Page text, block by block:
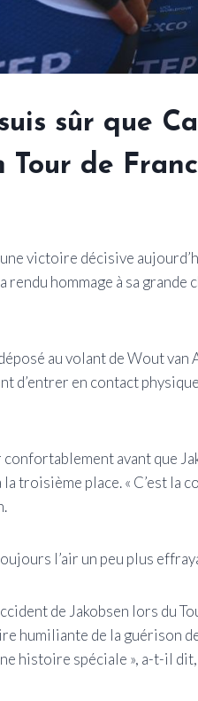
sûr que
Tour de
victoire décisive
rendu hommage à sa
au volant de Wout
d’entrer en contact
avant que
troisième place. « C’est la
l’air un peu plus
de Jakobsen lors du
humiliante de la guérison
histoire spéciale », a-t-il